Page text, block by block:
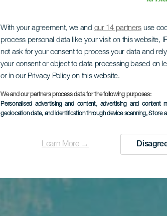
With your agreement, we and our 14 partners use
process personal data like your visit on this website,
not ask for your consent to process your data and
your consent or object to data processing based on
or in our Privacy Policy on this website.
We and our partners process data for the following purposes:
Personalised advertising and content, advertising and content
geolocation data, and identification through device scanning, Store
Learn More →